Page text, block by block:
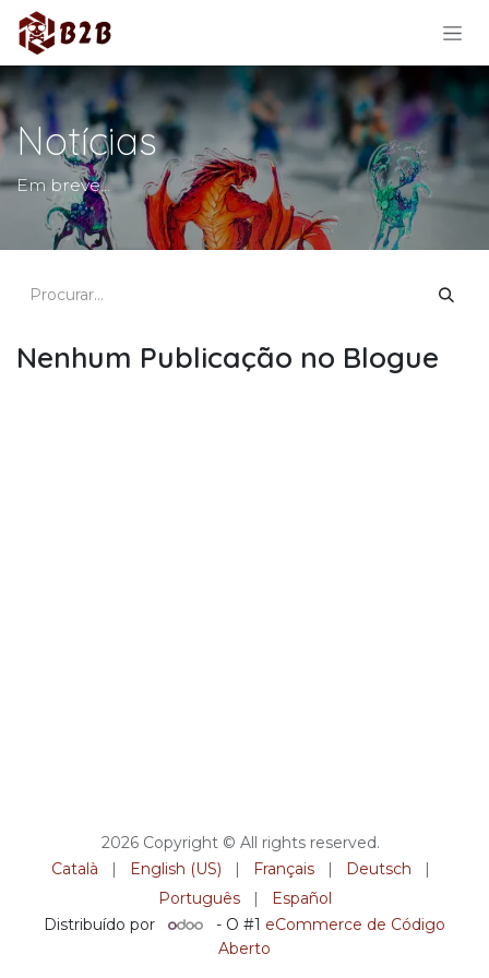
Pular para o conteúdo
Notícias
Em breve...
Nenhum Publicação no Blogue
2026 Copyright © All rights reserved.
Català
| English (US) | Français | Deutsch
|
Português
|
Español
Distribuído por
- O #1 eCommerce de Código
Aberto